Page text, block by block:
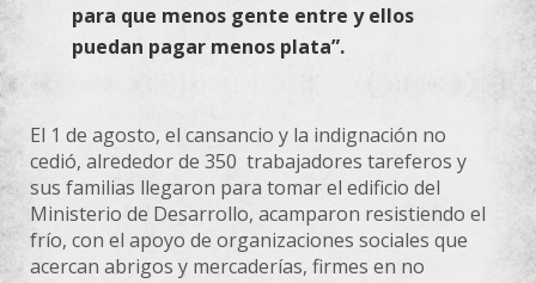
para que menos gente entre y ellos
puedan pagar menos plata”.
El 1 de agosto, el cansancio y la indignación no
cedió, alrededor de 350 trabajadores tareferos y
sus familias llegaron para tomar el edificio del
Ministerio de Desarrollo, acamparon resistiendo el
frío, con el apoyo de organizaciones sociales que
acercan abrigos y mercaderías, firmes en no